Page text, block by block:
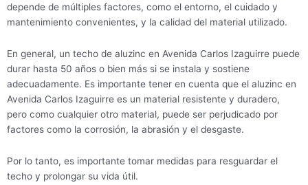
depende de múltiples factores, como el entorno, el cuidado y
mantenimiento convenientes, y la calidad del material utilizado.
En general, un techo de aluzinc en Avenida Carlos Izaguirre puede
durar hasta 50 años o bien más si se instala y sostiene
adecuadamente. Es importante tener en cuenta que el aluzinc en
Avenida Carlos Izaguirre es un material resistente y duradero,
pero como cualquier otro material, puede ser perjudicado por
factores como la corrosión, la abrasión y el desgaste.
Por lo tanto, es importante tomar medidas para resguardar el
techo y prolongar su vida útil.